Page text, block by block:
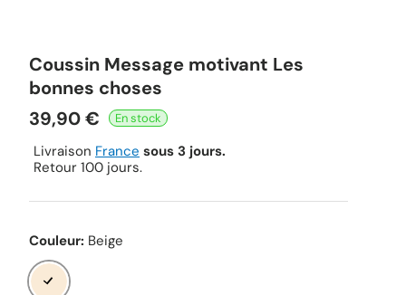
Coussin Message motivant Les
bonnes choses
39,90 €
Livraison France sous 3 jours.
Retour 100 jours.
Couleur: Beige